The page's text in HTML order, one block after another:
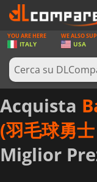
GIOCHI
PREPAGATE
SOFTWARE
REWARDS
HARDWARE
NOTIZIE
YOU ARE HERE
ITALY
WE ALSO
USA
Acquista
(羽毛球勇
Miglior